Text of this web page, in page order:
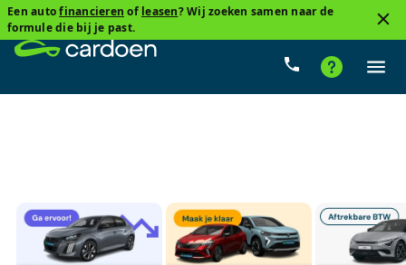
Een autofinancieren of leasen? Wij zoeken samen naar de
formule die bij je past.
Cardoenprijs